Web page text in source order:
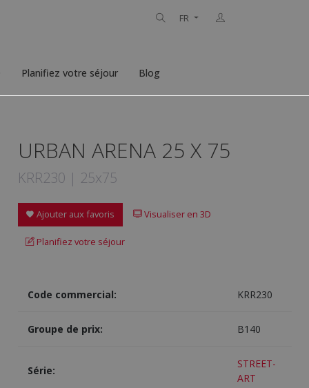
FR
Planifiez votre séjour Blog
URBAN ARENA 25 X 75
KRR230 | 25x75
Ajouter aux favoris Visualiser en 3D
Planifiez votre séjour
Code commercial: KRR230
Groupe de prix: B140
Série:
STREET-
ART